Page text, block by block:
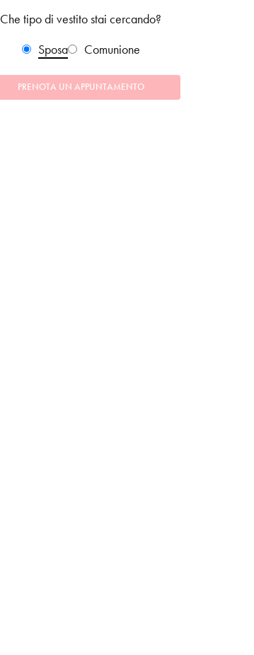
Che tipo di vestito stai cercando?
Sposa
Comunione
PRENOTA UN APPUNTAMENTO